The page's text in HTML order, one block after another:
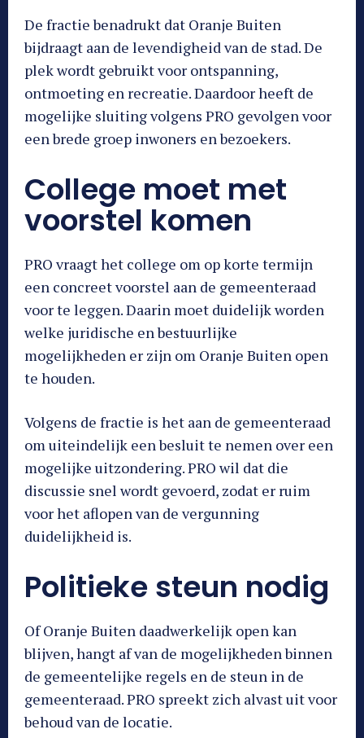
De fractie benadrukt dat Oranje Buiten
bijdraagt aan de levendigheid van de stad. De
plek wordt gebruikt voor ontspanning,
ontmoeting en recreatie. Daardoor heeft de
mogelijke sluiting volgens PRO gevolgen voor
een brede groep inwoners en bezoekers.
College moet met
voorstel komen
PRO vraagt het college om op korte termijn
een concreet voorstel aan de gemeenteraad
voor te leggen. Daarin moet duidelijk worden
welke juridische en bestuurlijke
mogelijkheden er zijn om Oranje Buiten open
te houden.
Volgens de fractie is het aan de gemeenteraad
om uiteindelijk een besluit te nemen over een
mogelijke uitzondering. PRO wil dat die
discussie snel wordt gevoerd, zodat er ruim
voor het aflopen van de vergunning
duidelijkheid is.
Politieke steun nodig
Of Oranje Buiten daadwerkelijk open kan
blijven, hangt af van de mogelijkheden binnen
de gemeentelijke regels en de steun in de
gemeenteraad. PRO spreekt zich alvast uit voor
behoud van de locatie.